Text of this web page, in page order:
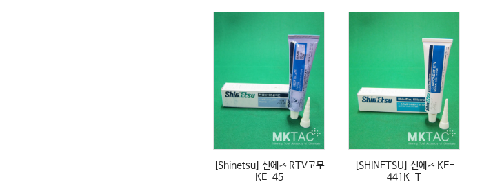
[Shinetsu] 신에츠 RTV고무
KE-45
[SHINETSU] 신에츠 KE-
441K-T